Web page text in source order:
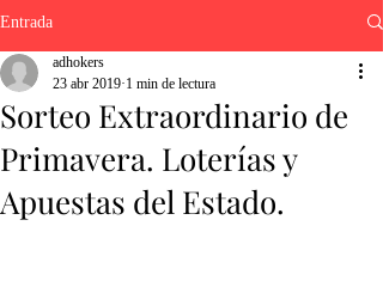
Entrada
Sorteo Extraordinario de
Primavera. Loterías y
Apuestas del Estado.
adhokers
23 abr 2019 1 min de lectura